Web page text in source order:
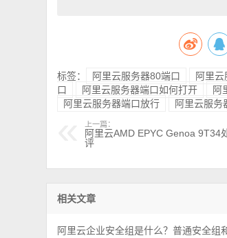
标签： 阿里云服务器80端口 阿里
口
阿里云服务器端口如何打开 阿
阿里云服务器端口放行
阿里云服务
上一篇：
阿里云AMD EPYC Genoa 9T34
评
相关文章